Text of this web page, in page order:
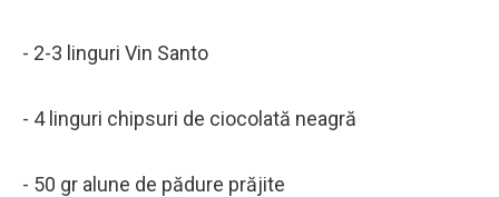
- 2-3 linguri Vin Santo
- 4 linguri chipsuri de ciocolată neagră
- 50 gr alune de pădure prăjite